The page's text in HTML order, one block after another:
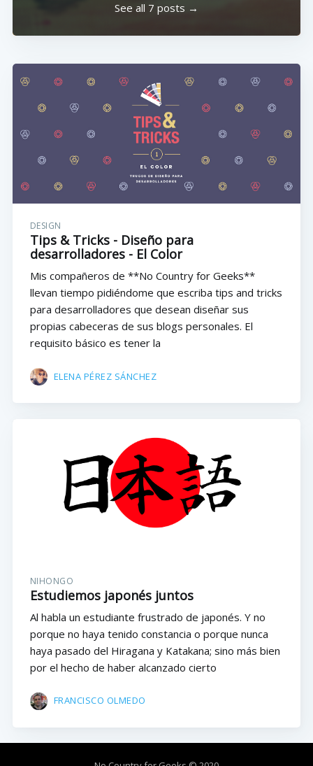
See all 7 posts →
DESIGN
Tips & Tricks - Diseño para
desarrolladores - El Color
Mis compañeros de **No Country for Geeks**
llevan tiempo pidiéndome que escriba tips and tricks
para desarrolladores que desean diseñar sus
propias cabeceras de sus blogs personales. El
requisito básico es tener la
ELENA PÉREZ SÁNCHEZ
NIHONGO
Estudiemos japonés juntos
Al habla un estudiante frustrado de japonés. Y no
porque no haya tenido constancia o porque nunca
haya pasado del Hiragana y Katakana; sino más bien
por el hecho de haber alcanzado cierto
FRANCISCO OLMEDO